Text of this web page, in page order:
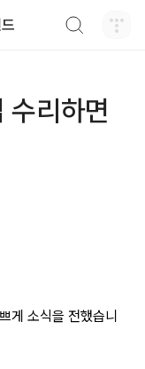
수리하면
게 소식을 전했습니